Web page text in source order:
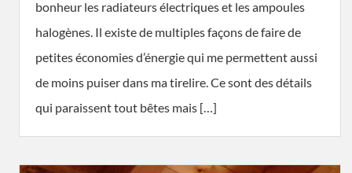
bonheur les radiateurs électriques et les ampoules
halogènes. Il existe de multiples façons de faire de
petites économies d’énergie qui me permettent aussi
de moins puiser dans ma tirelire. Ce sont des détails
qui paraissent tout bêtes mais […]